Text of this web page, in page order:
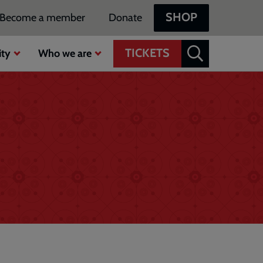
Donate
Become a member SHOP
Who we are TICKETS